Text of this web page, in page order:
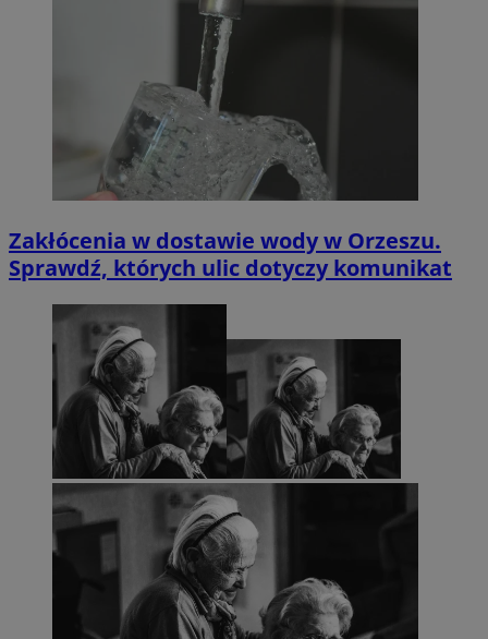
Zakłócenia w dostawie wody w Orzeszu.
Sprawdź, których ulic dotyczy komunikat